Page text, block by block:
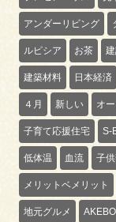
アンダーリビング
ルピシア お茶
建築材料 日本経済
４月 新しい オ
子育て応援住宅 S-
低体温 血流 子
メリットベメリット
地元グルメ